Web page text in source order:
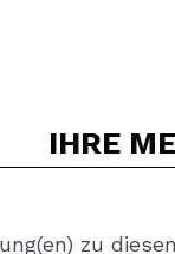
IHRE
zu